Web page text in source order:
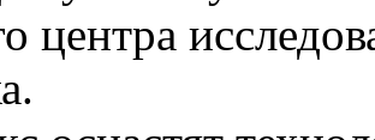
центра